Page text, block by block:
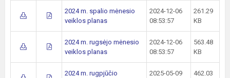
2024 m. spalio mėnesio
veiklos planas
2024-12-06
08:53:57
261.29
KB
2024 m. rugsėjo mėnesio
veiklos planas
2024-12-06
08:53:57
563.48
KB
2024 m. rugpjūčio
2025-05-09
462.03